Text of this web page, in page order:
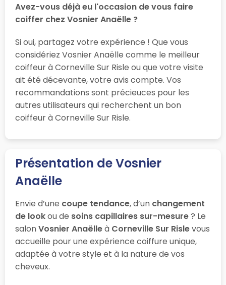
Avez-vous déjà eu l'occasion de vous faire
coiffer chez Vosnier Anaëlle ?
Si oui, partagez votre expérience ! Que vous
considériez Vosnier Anaëlle comme le meilleur
coiffeur à Corneville Sur Risle ou que votre visite
ait été décevante, votre avis compte. Vos
recommandations sont précieuces pour les
autres utilisateurs qui recherchent un bon
coiffeur à Corneville Sur Risle.
Présentation de Vosnier
Anaëlle
Envie d’une coupe tendance, d’un changement
de lookou de soins capillaires sur-mesure? Le
salonVosnier Anaëlleà Corneville Sur Rislevous
accueille pour une expérience coiffure unique,
adaptée à votre style et à la nature de vos
cheveux.